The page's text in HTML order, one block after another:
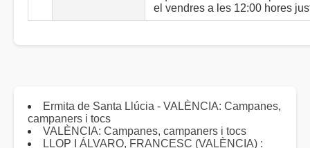
el vendres a les 12:00 hores
Ermita de Santa Llúcia - VALÈNCIA: Campanes,
campaners i tocs
VALÈNCIA: Campanes, campaners i tocs
LLOP I ÁLVARO, FRANCESC (VALÈNCIA) :